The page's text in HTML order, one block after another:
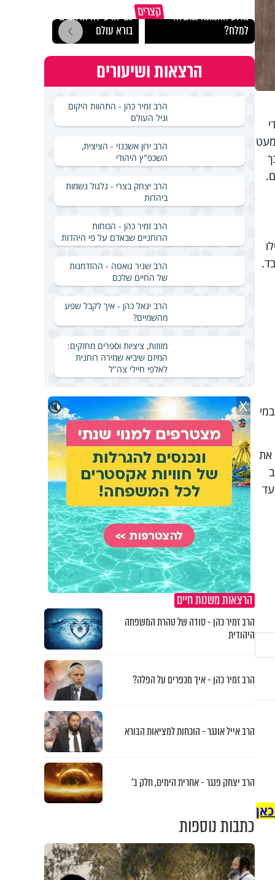
את
קצרים
מדוע האמונה נמשלה
למלח?
גם ׳הרע׳ זה הרחמים של
בורא עולם
הרצאות ושיעורים
הרב זמיר כהן - התהוות היקום
וגיל העולם
הרב ירון אשכנזי - הציצית,
השכפ"ץ היהודי
הרב יצחק בצרי - גלגול נשמות
ביהדות
הרב זמיר כהן - הכוחות
הרוחניים שבאדם על פי היהדות
הרב שניר גואטה - ההזדמנות
של החיים שלכם
הרב יגאל כהן - איך לקבל שפע
מהשמיים?
מזוזות, ציציות וספרים מחזקים:
המיזם שיביא שמירה רוחנית
לאלפי חיילי צה"ל
🔇 X
הרצאות משנות חיים
הרב זמיר כהן - סודה של טהרת המשפחה
היהודית
הרב זמיר כהן - איך מכפרים על הפלה?
הרב אייל אונגר - הוכחות למציאות הבורא
הרב יצחק פנגר - אחרית הימים, חלק ב’
כתבות נוספות